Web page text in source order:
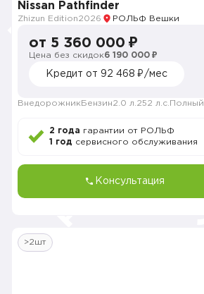
Nissan Pathfinder
Zhizun Edition2026 РОЛЬФ Вешки
от 5 360 000 ₽
Цена без скидок6 190 000 ₽
Кредит от 92 468 ₽/мес
Внедорожник Бензин2.0 л. 252 л.с. Полный
2 года гарантии от РОЛЬФ
1 год сервисного обслуживания
Консультация
>2шт